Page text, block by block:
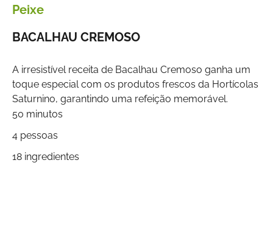
Peixe
BACALHAU CREMOSO
A irresistível receita de Bacalhau Cremoso ganha um
toque especial com os produtos frescos da Hortícolas
Saturnino, garantindo uma refeição memorável.
50 minutos
4 pessoas
18 ingredientes